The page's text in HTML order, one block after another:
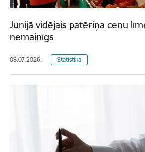
Jūnijā vidējais patēriņa cenu
nemainīgs
08.07.2026. Statistika